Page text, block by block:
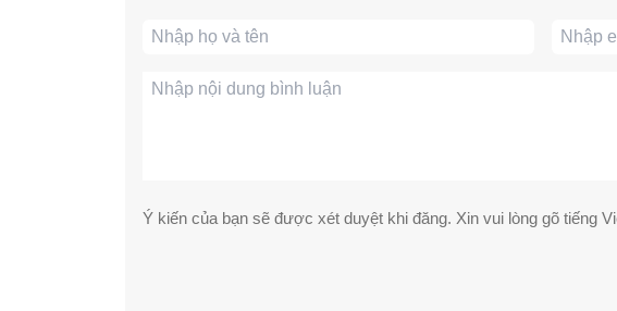
Ý kiến của bạn sẽ được xét duyệt khi đăng. Xin vui lòng gõ tiếng